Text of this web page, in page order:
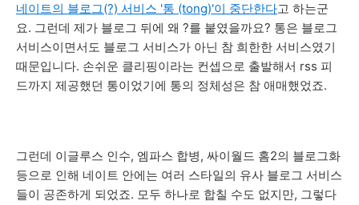
네이트의 블로그(?) 서비스 '통 (tong)'이 중단한다고 하는군
요. 그런데 제가 블로그 뒤에 왜 ?를 붙였을까요? 통은 블로그
서비스이면서도 블로그 서비스가 아닌 참 희한한 서비스였기
때문입니다. 손쉬운 클리핑이라는 컨셉으로 출발해서 rss 피
드까지 제공했던 통이었기에 통의 정체성은 참 애매했었죠.
그런데 이글루스 인수, 엠파스 합병, 싸이월드 홈2의 블로그화
등으로 인해 네이트 안에는 여러 스타일의 유사 블로그 서비스
들이 공존하게 되었죠. 모두 하나로 합칠 수도 없지만, 그렇다